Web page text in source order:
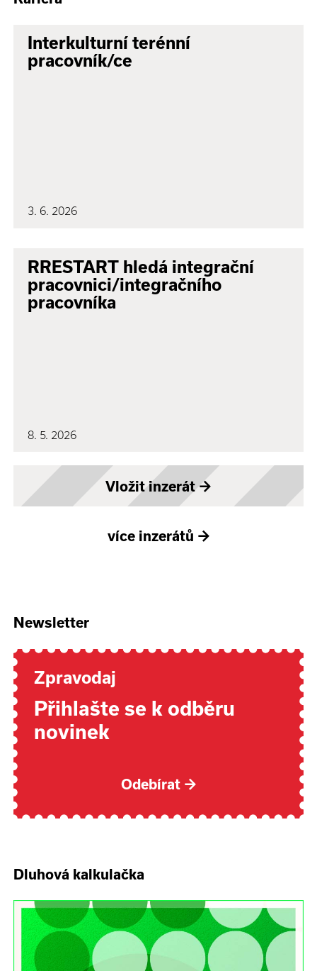
Interkulturní terénní
pracovník/ce
3. 6. 2026
RRESTART hledá integrační
pracovnici/integračního
pracovníka
8. 5. 2026
Vložit inzerát→
více inzerátů →
Newsletter
Zpravodaj
Přihlašte se k odběru
novinek
Odebírat →
Dluhová kalkulačka